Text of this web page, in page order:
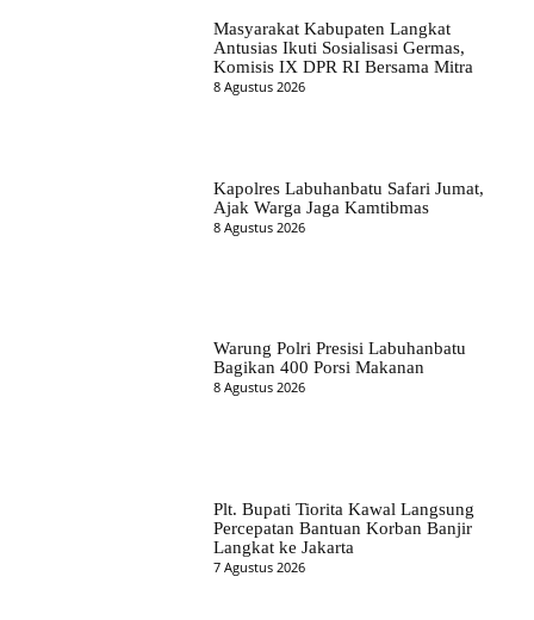
Masyarakat Kabupaten Langkat
Antusias Ikuti Sosialisasi Germas,
Komisis IX DPR RI Bersama Mitra
8 Agustus 2026
Kapolres Labuhanbatu Safari Jumat,
Ajak Warga Jaga Kamtibmas
8 Agustus 2026
Warung Polri Presisi Labuhanbatu
Bagikan 400 Porsi Makanan
8 Agustus 2026
Plt. Bupati Tiorita Kawal Langsung
Percepatan Bantuan Korban Banjir
Langkat ke Jakarta
7 Agustus 2026